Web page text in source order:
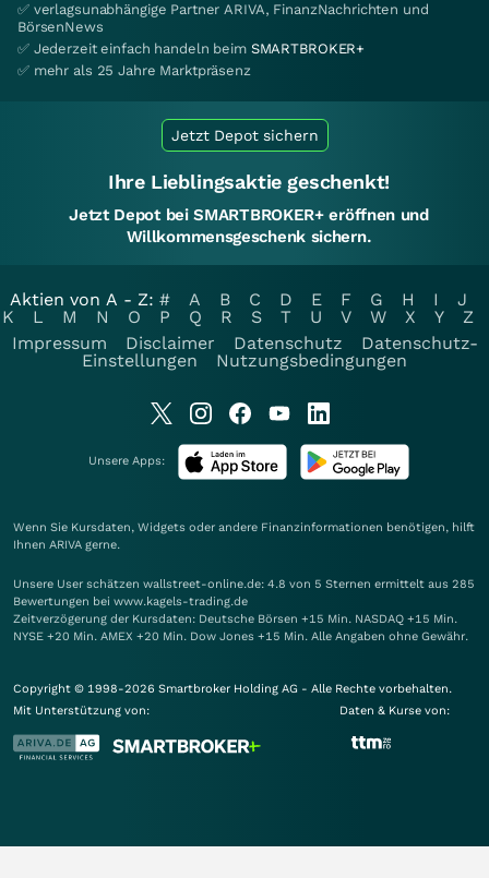
✅ verlagsunabhängige Partner ARIVA, FinanzNachrichten und
BörsenNews
✅ Jederzeit einfach handeln beim SMARTBROKER+
✅ mehr als 25 Jahre Marktpräsenz
Jetzt Depot sichern
Ihre Lieblingsaktie geschenkt!
Jetzt Depot bei SMARTBROKER+ eröffnen und
Willkommensgeschenk sichern.
Aktien von A - Z: # A B C D E F G H I
J
K
L M N O P Q R S T U V W X Y
Z
Impressum
Disclaimer Datenschutz
Datenschutz-
Einstellungen
Nutzungsbedingungen
Unsere Apps:
Wenn Sie Kursdaten, Widgets oder andere Finanzinformationen benötigen, hilft
Ihnen ARIVA gerne.
Unsere User schätzen wallstreet-online.de: 4.8 von 5 Sternen ermittelt aus 285
Bewertungen bei www.kagels-trading.de
Zeitverzögerung der Kursdaten: Deutsche Börsen +15 Min. NASDAQ +15 Min.
NYSE +20 Min. AMEX +20 Min. Dow Jones +15 Min. Alle Angaben ohne Gewähr.
Copyright © 1998-2026 Smartbroker Holding AG - Alle Rechte vorbehalten.
Mit Unterstützung von:
Daten & Kurse von: